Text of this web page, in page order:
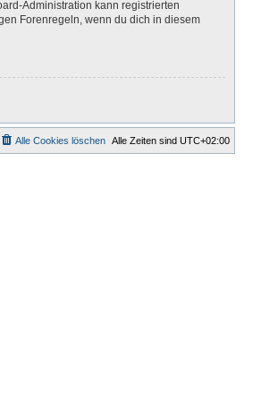
Administration kann registrierten
Forenregeln, wenn du dich in diesem
Alle Zeiten sind UTC+02:00
Alle Cookies löschen